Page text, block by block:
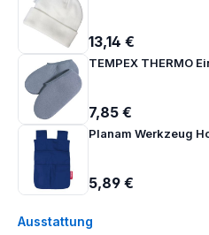
Ausstattung
13,14 €
TEMPEX THERMO
7,85 €
Planam Werkzeug
5,89 €